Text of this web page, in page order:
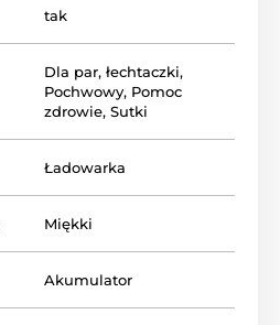
tak
Dla par, łechtaczki,
Pochwowy, Pomoc
zdrowie, Sutki
Ładowarka
Miękki
Akumulator